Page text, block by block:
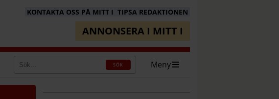
KONTAKTA OSS PÅ MITT I TIPSA REDAKTIONEN
ANNONSERA I MITT I
SÖK Meny